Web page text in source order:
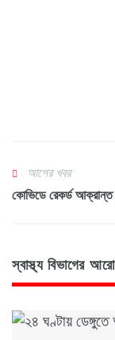
আগের খবর
কোভিডে রেকর্ড আক্রান্ত
স্বাস্থ্য বিভাগের